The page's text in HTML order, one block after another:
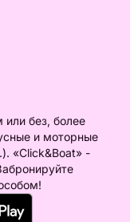
без, более
и моторные
«Click&Boat» -